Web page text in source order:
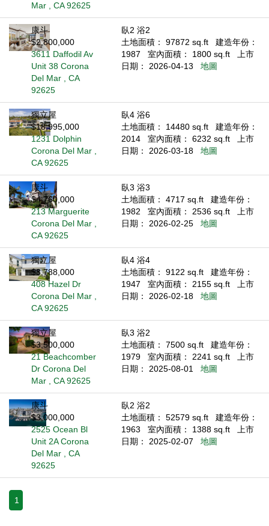
Mar , CA 92625
康斗
$2,800,000
3611 Daffodil Av
Unit 38 Corona
Del Mar , CA
92625
臥2 浴2
土地面積： 97872 sq.ft
建造年份：
1987
室內面積： 1800 sq.ft
上市
日期： 2026-04-13
地圖
獨立屋
$18,995,000
1231 Dolphin
Corona Del Mar ,
CA 92625
臥4 浴6
土地面積： 14480 sq.ft
建造年份：
2014
室內面積： 6232 sq.ft
上市
日期： 2026-03-18
地圖
康斗
$4,760,000
213 Marguerite
Corona Del Mar ,
CA 92625
臥3 浴3
土地面積： 4717 sq.ft
建造年份：
1982
室內面積： 2536 sq.ft
上市
日期： 2026-02-25
地圖
獨立屋
$3,788,000
408 Hazel Dr
Corona Del Mar ,
CA 92625
臥4 浴4
土地面積： 9122 sq.ft
建造年份：
1947
室內面積： 2155 sq.ft
上市
日期： 2026-02-18
地圖
獨立屋
$3,500,000
21 Beachcomber
Dr Corona Del
Mar , CA 92625
臥3 浴2
土地面積： 7500 sq.ft
建造年份：
1979
室內面積： 2241 sq.ft
上市
日期： 2025-08-01
地圖
康斗
$3,000,000
2525 Ocean Bl
Unit 2A Corona
Del Mar , CA
92625
臥2 浴2
土地面積： 52579 sq.ft
建造年份：
1963
室內面積： 1388 sq.ft
上市
日期： 2025-02-07
地圖
1